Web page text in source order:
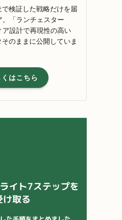
検証した戦略だけを届
「ランチェスター
設計で再現性の高い
のままに公開していま
はこちら